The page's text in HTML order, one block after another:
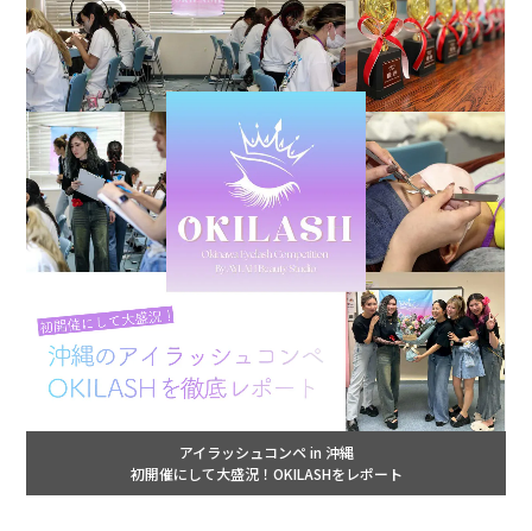
アイラッシュコンペ in 沖縄
初開催にして大盛況！OKILASHをレポート